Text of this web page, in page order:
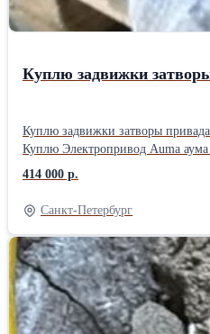
Куплю задвижки
Куплю задвижки затворы
414 000 р.
Санкт-Петербург